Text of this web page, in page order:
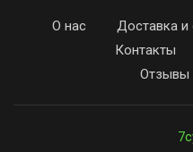
О нас Доставка и
Контакты
Отзывы